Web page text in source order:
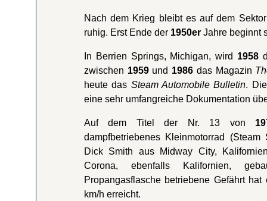
Nach dem Krieg bleibt es auf dem
ruhig. Erst Ende der 1950er Jahre beginnt
In Berrien Springs, Michigan, wird 1958
zwischen 1959und 1986 das Magazin
heute das Steam Automobile Bulletin.
eine sehr umfangreiche Dokumentation
Auf dem Titel der Nr. 13 von
dampfbetriebenes Kleinmotorrad
Dick Smith aus Midway City,
Corona, ebenfalls Kalifornien,
Propangasflasche betriebene Gefährt
km/h erreicht.